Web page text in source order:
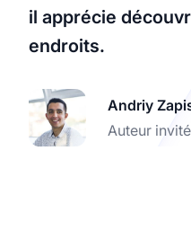
il apprécie
endroits.
Andriy
Auteur invité